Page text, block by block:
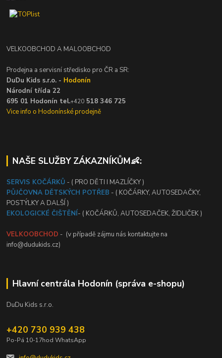
VELKOOBCHOD A MALOOBCHOD
Prodejna a servisní středisko pro ČR a SR:
DuDu Kids s.r.o. - Hodonín
Národní třída 22
695 01 Hodonín tel.+420 518 346 725
Vice info o Hodonínské prodejně
NAŠE SLUŽBY ZÁKAZNÍKŮM👶:
SERVIS KOČÁRKŮ - ( PRO DĚTI I MAZLÍČKY )
PŮJČOVNA DĚTSKÝCH POTŘEB - ( KOČÁRKY, AUTOSEDAČKY,
POSTÝLKY A DALŠÍ )
EKOLOGICKÉ ČIŠTĚNÍ- ( KOČÁRKŮ, AUTOSEDAČEK, ŽIDLIČEK )
VELKOOBCHOD - (v případě zájmu nás kontaktujte na
info@dudukids.cz)
Hlavní centrála Hodonín (správa e-shopu)
DuDu Kids s.r.o.
+420 730 939 438
Po-Pá 10-17hod WhatsApp